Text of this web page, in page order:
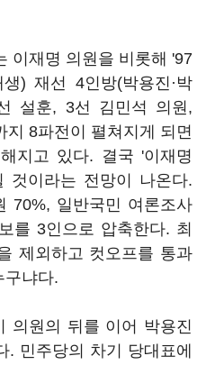
이재명 의원을 비롯해 '97
) 재선 4인방(박용진·박
설훈, 3선 김민석 의원,
지 8파전이 펼쳐지게 되면
지고 있다. 결국 '이재명
것이라는 전망이 나온다.
70%, 일반국민 여론조사
를 3인으로 압축한다. 최
제외하고 컷오프를 통과
구냐다.
의원의 뒤를 이어 박용진
. 민주당의 차기 당대표에